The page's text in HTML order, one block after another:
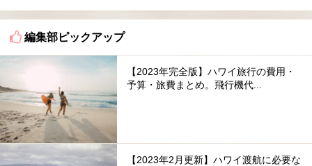
編集部ピックアップ
【2023年完全版】ハワイ旅行の費用・
予算・旅費まとめ。飛行機代...
【2023年2月更新】ハワイ渡航に必要な